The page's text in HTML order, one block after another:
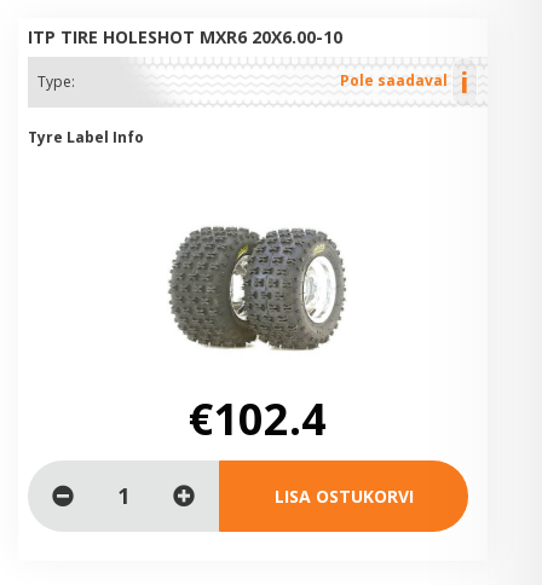
ITP TIRE HOLESHOT MXR6 20X6.00-10
Type: Pole saadaval i
Tyre Label Info
€102.4
LISA OSTUKORVI